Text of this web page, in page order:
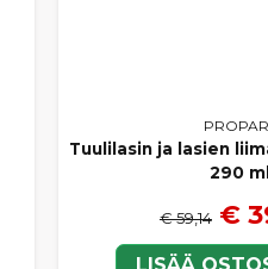
Tuulilasin ja lasien
290 ml
€ 59,14 €